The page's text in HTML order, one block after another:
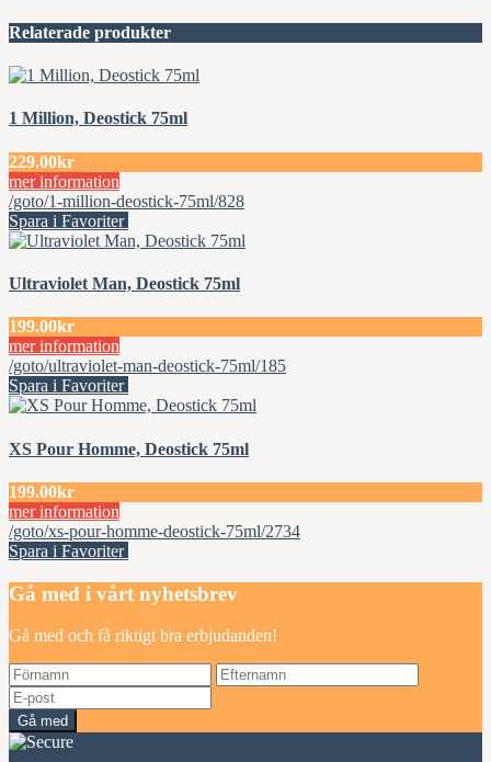
Relaterade produkter
1 Million, Deostick 75ml
229.00kr
mer information
/goto/1-million-deostick-75ml/828
Spara i Favoriter
Ultraviolet Man, Deostick 75ml
199.00kr
mer information
/goto/ultraviolet-man-deostick-75ml/185
Spara i Favoriter
XS Pour Homme, Deostick 75ml
199.00kr
mer information
/goto/xs-pour-homme-deostick-75ml/2734
Spara i Favoriter
Gå med i vårt nyhetsbrev
Gå med och få riktigt bra erbjudanden!
Gå med